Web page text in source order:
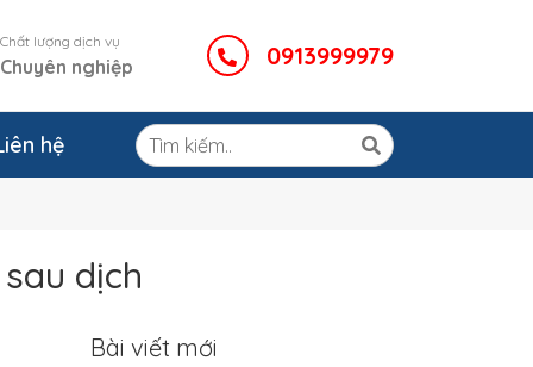
Chất lượng dịch vụ
Chuyên nghiệp 0913999979
hệ
dịch
Bài viết mới